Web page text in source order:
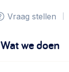
Vraag stellen
Wat we doen